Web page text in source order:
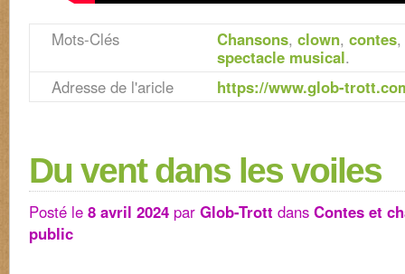
Mots-Clés Chansons, clown, contes,
spectacle musical.
Adresse de l'aricle
https://www.glob-
Du vent dans les voiles
Posté le 8 avril 2024 par Glob-Trott dans Contes et
public